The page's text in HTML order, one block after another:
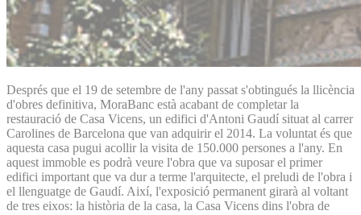
Després que el 19 de setembre de l'any passat s'obtingués la llicència
d'obres definitiva, MoraBanc està acabant de completar la
restauració de Casa Vicens, un edifici d'Antoni Gaudí situat al carrer
Carolines de Barcelona que van adquirir el 2014. La voluntat és que
aquesta casa pugui acollir la visita de 150.000 persones a l'any. En
aquest immoble es podrà veure l'obra que va suposar el primer
edifici important que va dur a terme l'arquitecte, el preludi de l'obra i
el llenguatge de Gaudí. Així, l'exposició permanent girarà al voltant
de tres eixos: la història de la casa, la Casa Vicens dins l'obra de